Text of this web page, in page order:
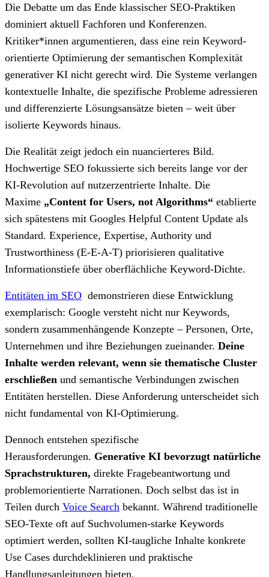
Die Debatte um das Ende klassischer SEO-Praktiken
dominiert aktuell Fachforen und Konferenzen.
Kritiker*innen argumentieren, dass eine rein Keyword-
orientierte Optimierung der semantischen Komplexität
generativer KI nicht gerecht wird. Die Systeme verlangen
kontextuelle Inhalte, die spezifische Probleme adressieren
und differenzierte Lösungsansätze bieten – weit über
isolierte Keywords hinaus.
Die Realität zeigt jedoch ein nuancierteres Bild.
Hochwertige SEO fokussierte sich bereits lange vor der
KI-Revolution auf nutzerzentrierte Inhalte. Die
Maxime „Content for Users, not Algorithms“ etablierte
sich spätestens mit Googles Helpful Content Update als
Standard. Experience, Expertise, Authority und
Trustworthiness (E-E-A-T) priorisieren qualitative
Informationstiefe über oberflächliche Keyword-Dichte.
Entitäten im SEO demonstrieren diese Entwicklung
exemplarisch: Google versteht nicht nur Keywords,
sondern zusammenhängende Konzepte – Personen, Orte,
Unternehmen und ihre Beziehungen zueinander. Deine
Inhalte werden relevant, wenn sie thematische Cluster
erschließen und semantische Verbindungen zwischen
Entitäten herstellen. Diese Anforderung unterscheidet sich
nicht fundamental von KI-Optimierung.
Dennoch entstehen spezifische
Herausforderungen. Generative KI bevorzugt natürliche
Sprachstrukturen, direkte Fragebeantwortung und
problemorientierte Narrationen. Doch selbst das ist in
Teilen durch Voice Search bekannt. Während traditionelle
SEO-Texte oft auf Suchvolumen-starke Keywords
optimiert werden, sollten KI-taugliche Inhalte konkrete
Use Cases durchdeklinieren und praktische
Handlungsanleitungen bieten.